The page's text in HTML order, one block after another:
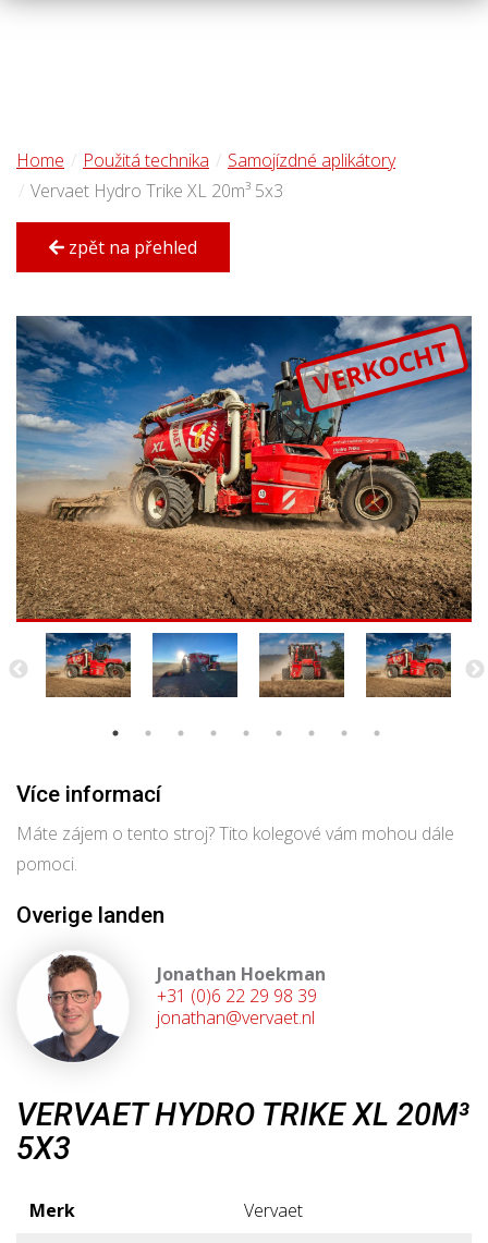
Home Použitá technika
Samojízdné aplikátory
Vervaet Hydro Trike XL 20m³ 5x3
zpět na přehled
VERKOCHT
Více informací
Máte zájem o tento stroj? Tito kolegové vám mohou dále
pomoci.
Overige landen
Jonathan Hoekman
+31 (0)6 22 29 98 39
jonathan@vervaet.nl
VERVAET HYDRO TRIKE XL 20M³
5X3
Merk
Vervaet